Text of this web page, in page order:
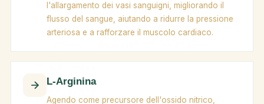
l'allargamento dei vasi sanguigni, migliorando il
flusso del sangue, aiutando a ridurre la pressione
arteriosa e a rafforzare il muscolo cardiaco.
L-Arginina
Agendo come precursore dell'ossido nitrico,